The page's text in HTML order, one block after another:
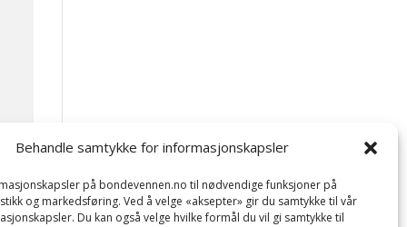
Behandle samtykke for informasjonskapsler
på bondevennen.no til nødvendige funksjoner på
og markedsføring. Ved å velge «aksepter» gir du samtykke til vår
Du kan også velge hvilke formål du vil gi samtykke til